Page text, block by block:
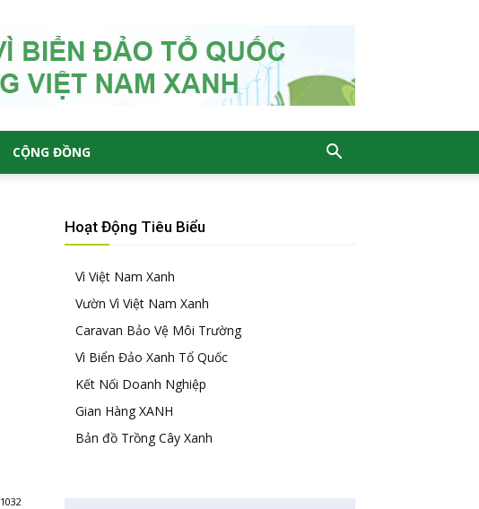
CỘNG ĐỒNG
1032
Hoạt Động Tiêu Biểu
Vì Việt Nam Xanh
Vườn Vì Việt Nam Xanh
Caravan Bảo Vệ Môi Trường
Vì Biển Đảo Xanh Tổ Quốc
Kết Nối Doanh Nghiệp
Gian Hàng XANH
Bản đồ Trồng Cây Xanh